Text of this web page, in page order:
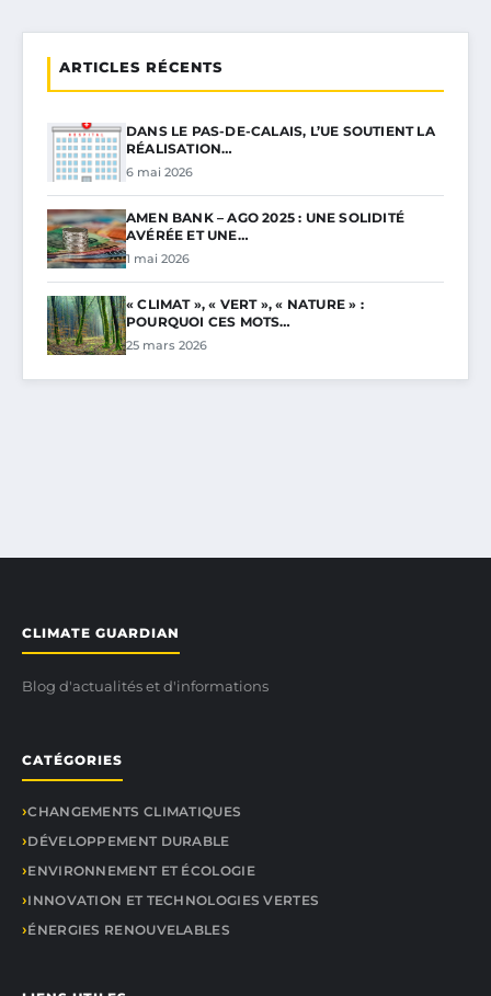
ARTICLES RÉCENTS
DANS LE PAS-DE-CALAIS, L’UE SOUTIENT LA
RÉALISATION…
6 mai 2026
AMEN BANK – AGO 2025 : UNE SOLIDITÉ
AVÉRÉE ET UNE…
1 mai 2026
« CLIMAT », « VERT », « NATURE » :
POURQUOI CES MOTS…
25 mars 2026
CLIMATE GUARDIAN
Blog d'actualités et d'informations
CATÉGORIES
CHANGEMENTS CLIMATIQUES
DÉVELOPPEMENT DURABLE
ENVIRONNEMENT ET ÉCOLOGIE
INNOVATION ET TECHNOLOGIES VERTES
ÉNERGIES RENOUVELABLES